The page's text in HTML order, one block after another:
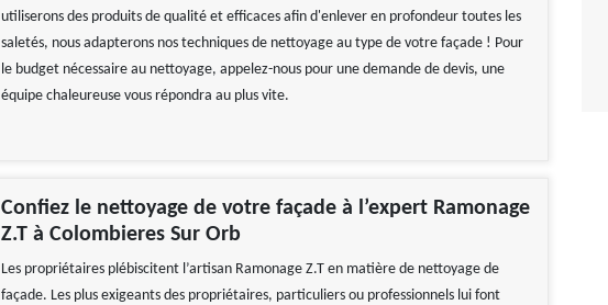
utiliserons des produits de qualité et efficaces afin d'enlever en profondeur toutes les
saletés, nous adapterons nos techniques de nettoyage au type de votre façade ! Pour
le budget nécessaire au nettoyage, appelez-nous pour une demande de devis, une
équipe chaleureuse vous répondra au plus vite.
Confiez le nettoyage de votre façade à l’expert Ramonage
Z.T à Colombieres Sur Orb
Les propriétaires plébiscitent l’artisan Ramonage Z.T en matière de nettoyage de
façade. Les plus exigeants des propriétaires, particuliers ou professionnels lui font